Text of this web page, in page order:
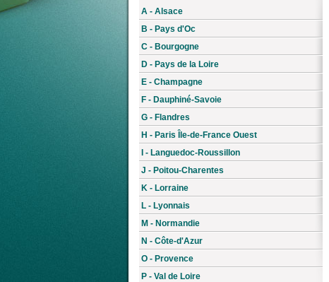
A - Alsace
B - Pays d'Oc
C - Bourgogne
D - Pays de la Loire
E - Champagne
F - Dauphiné-Savoie
G - Flandres
H - Paris Île-de-France Ouest
I - Languedoc-Roussillon
J - Poitou-Charentes
K - Lorraine
L - Lyonnais
M - Normandie
N - Côte-d'Azur
O - Provence
P - Val de Loire